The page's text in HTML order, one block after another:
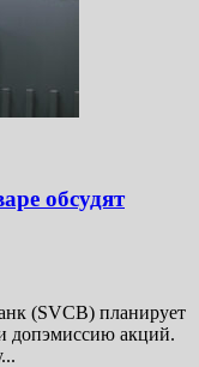
обсудят
(SVCB) планирует
допэмиссию акций.